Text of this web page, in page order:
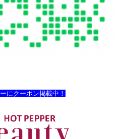
にクーポン掲載中！